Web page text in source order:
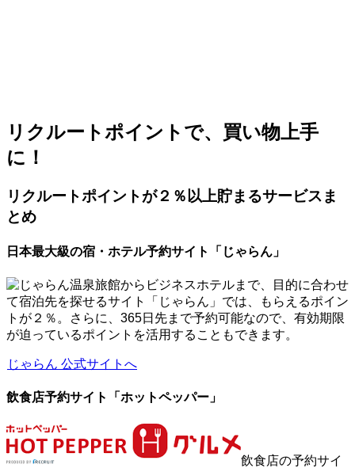
リクルートポイントで、買い物上手
に！
リクルートポイントが２％以上貯まるサービスま
とめ
日本最大級の宿・ホテル予約サイト「じゃらん」
温泉旅館からビジネスホテルまで、目的に合わせ
て宿泊先を探せるサイト「じゃらん」では、もらえるポイン
トが２％。さらに、365日先まで予約可能なので、有効期限
が迫っているポイントを活用することもできます。
じゃらん 公式サイトへ
飲食店予約サイト「ホットペッパー」
飲食店の予約サイ